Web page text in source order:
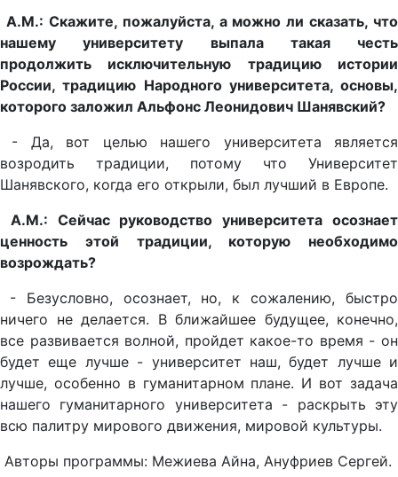
А.М.: Скажите, пожалуйста, а можно ли сказать, что
нашему университету выпала такая честь
продолжить исключительную традицию истории
России, традицию Народного университета, основы,
которого заложил Альфонс Леонидович Шанявский?
- Да, вот целью нашего университета является
возродить традиции, потому что Университет
Шанявского, когда его открыли, был лучший в Европе.
А.М.: Сейчас руководство университета осознает
ценность этой традиции, которую необходимо
возрождать?
- Безусловно, осознает, но, к сожалению, быстро
ничего не делается. В ближайшее будущее, конечно,
все развивается волной, пройдет какое-то время - он
будет еще лучше - университет наш, будет лучше и
лучше, особенно в гуманитарном плане. И вот задача
нашего гуманитарного университета - раскрыть эту
всю палитру мирового движения, мировой культуры.
Авторы программы: Межиева Айна, Ануфриев Сергей.